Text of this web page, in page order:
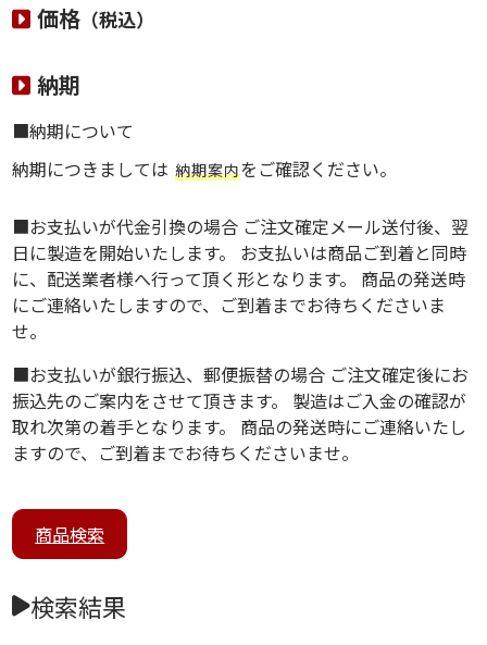
価格 （税込）
納期
■納期について
納期につきましては 納期案内をご確認ください。
■お支払いが代金引換の場合 ご注文確定メール送付後、翌
日に製造を開始いたします。 お支払いは商品ご到着と同時
に、配送業者様へ行って頂く形となります。 商品の発送時
にご連絡いたしますので、ご到着までお待ちくださいま
せ。
■お支払いが銀行振込、郵便振替の場合 ご注文確定後にお
振込先のご案内をさせて頂きます。 製造はご入金の確認が
取れ次第の着手となります。 商品の発送時にご連絡いたし
ますので、ご到着までお待ちくださいませ。
商品検索
検索結果